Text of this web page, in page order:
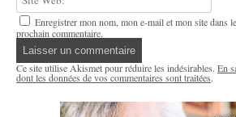
Enregistrer mon nom, mon e-mail et mon site dans
prochain commentaire.
Ce site utilise Akismet pour réduire les indésirables. En
dont les données de vos commentaires sont traitées.